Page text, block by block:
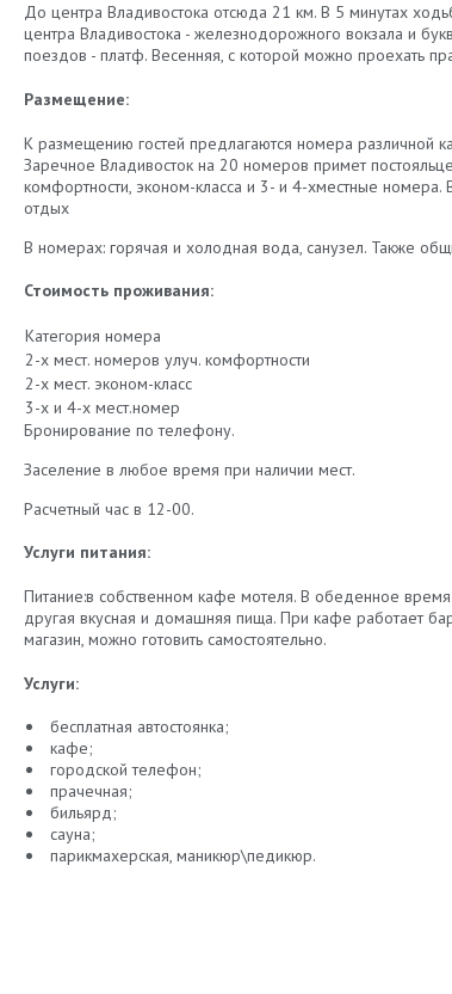
До центра Владивостока отсюда 21 км. В 5 минутах
центра Владивостока - железнодорожного вокзала и
поездов - платф. Весенняя, с которой можно проехать
Размещение:
К размещению гостей предлагаются номера различной
Заречное Владивосток на 20 номеров примет
комфортности, эконом-класса и 3- и 4-хместные номера.
отдых
В номерах: горячая и холодная вода, санузел. Также
Стоимость проживания:
Категория номера
2-х мест. номеров улуч. комфортности
2-х мест. эконом-класс
3-х и 4-х мест.номер
​Бронирование по телефону.
Заселение в любое время при наличии мест.
Расчетный час в 12-00.
Услуги питания:
Питание:в собственном кафе мотеля. В обеденное
другая вкусная и домашняя пища. При кафе работает
магазин, можно готовить самостоятельно.
Услуги:
бесплатная автостоянка;
кафе;
городской телефон;
прачечная;
бильярд;
сауна;
парикмахерская, маникюр\педикюр.